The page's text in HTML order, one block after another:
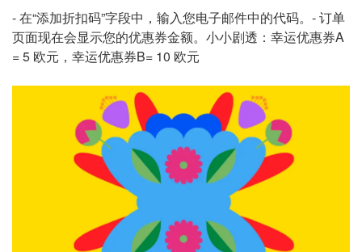
- 在“添加折扣码”字段中，输入您电子邮件中的代码。 - 订单
页面现在会显示您的优惠券金额。 小小剧透：幸运优惠券A
= 5 欧元，幸运优惠券B= 10 欧元